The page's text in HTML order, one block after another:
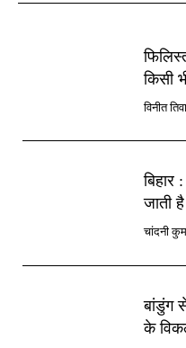
किसी
विनीत
बिहार
जाती
चांदनी
बांडुंग
के